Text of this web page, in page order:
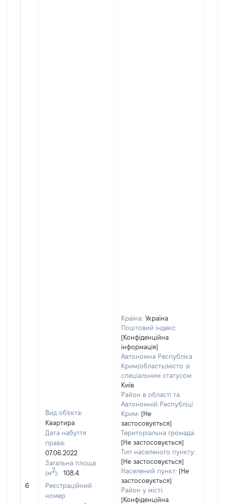
6
Вид об'єкта:
Квартира
Дата набуття
права:
07.06.2022
Загальна площа
(м2):
108.4
Реєстраційний
номер
Країна: Україна
Поштовий індекс:
[Конфіденційна
інформація]
Автономна Республіка
Крим/область/місто зі
спеціальним статусом:
Київ
Район в області та
Автономній Республіці
Крим: [Не
застосовується]
Територіальна громада:
[Не застосовується]
Тип населеного пункту:
[Не застосовується]
Населений пункт: [Не
застосовується]
Район у місті:
[Конфіденційна